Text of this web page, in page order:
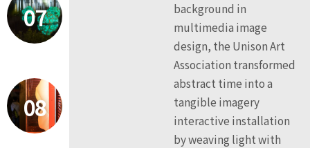
07
08
background in
multimedia image
design, the Unison Art
Association transformed
abstract time into a
tangible imagery
interactive installation
by weaving light with